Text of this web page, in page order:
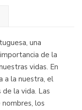
una
de la
vidas. En
a la nuestra, el
la vida. Las
los